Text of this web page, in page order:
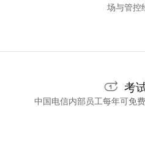
场与管控
考
中国电信内部员工每年可免